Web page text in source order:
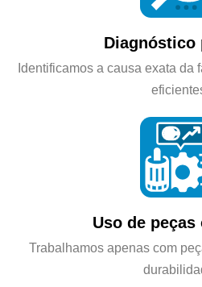
Diagnóstico
Identificamos a causa exata da
Uso de
Trabalhamos apenas com